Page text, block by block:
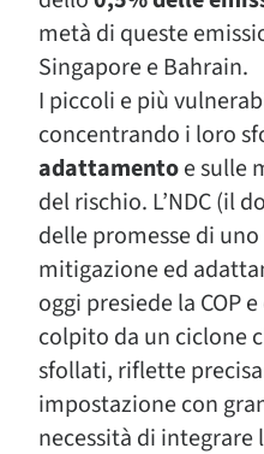
metà di queste
Singapore e Bahrain.
I piccoli e più
concentrando i loro
adattamentoe sulle
del rischio. L’NDC (il
delle promesse di
mitigazione ed
oggi presiede la COP
colpito da un ciclone
sfollati, riflette
impostazione con
necessità di